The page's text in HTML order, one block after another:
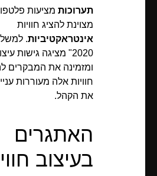
תערוכות מציעות
מצוינת להציג חוויות
אינטראקטיביות.
2020" מציגה גישות
ומזמינה את המבקרים
חוויות אלה מעוררות
את הקהל.
האתגרים
בעיצוב